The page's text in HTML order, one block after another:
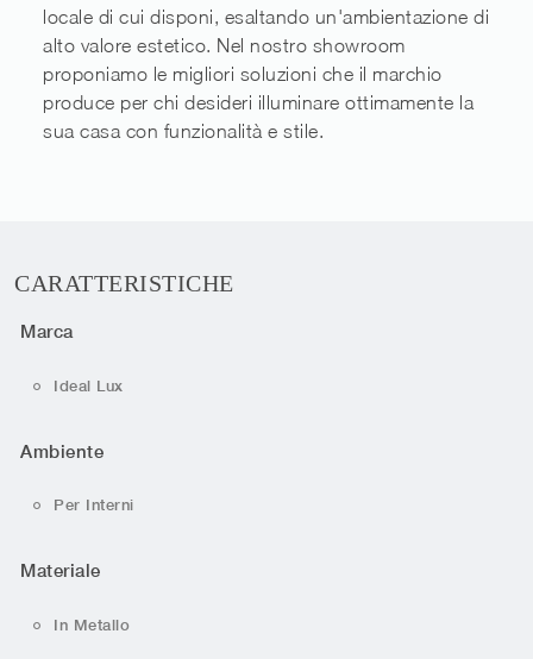
locale di cui disponi, esaltando un'ambientazione di
alto valore estetico. Nel nostro showroom
proponiamo le migliori soluzioni che il marchio
produce per chi desideri illuminare ottimamente la
sua casa con funzionalità e stile.
CARATTERISTICHE
Marca
Ideal Lux
Ambiente
Per Interni
Materiale
In Metallo